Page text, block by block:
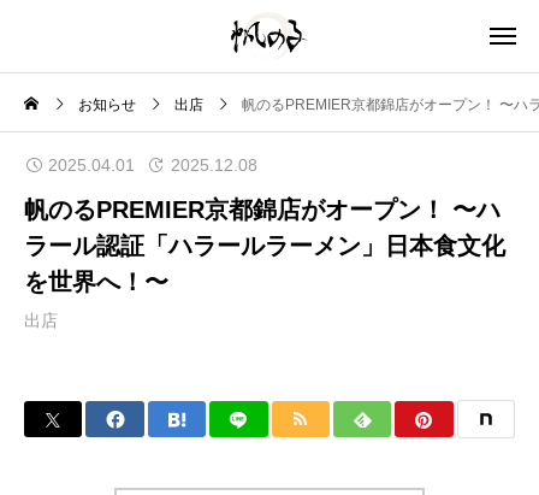
お知らせ 出店 帆のるPREMIER京都錦店がオープン！ 〜ハ
2025.04.01 2025.12.08
帆のるPREMIER京都錦店がオープン！ 〜ハ
ラール認証「ハラールラーメン」日本食文化
を世界へ！〜
出店